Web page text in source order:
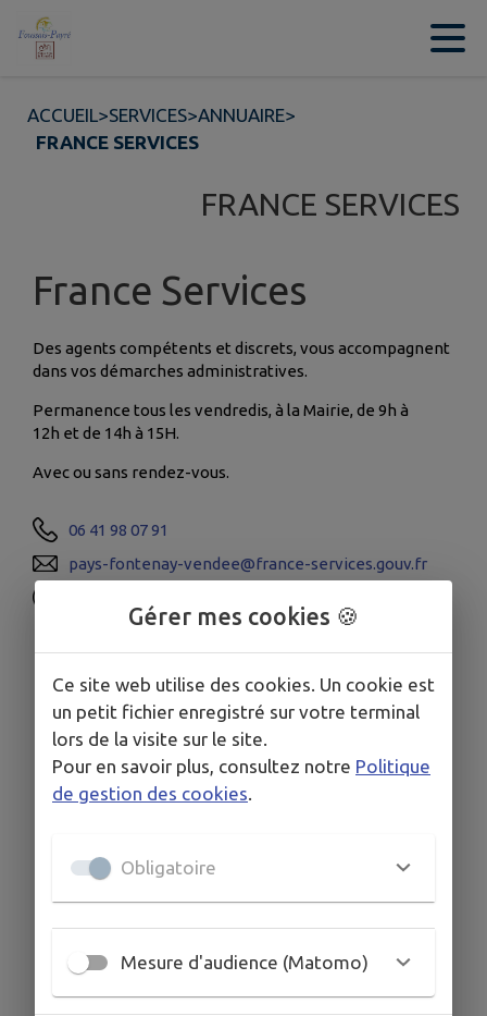
Contenu
ACCUEIL>SERVICES>ANNUAIRE>
FRANCE SERVICES
FRANCE SERVICES
France Services
Des agents compétents et discrets, vous accompagnent
dans vos démarches administratives.
Permanence tous les vendredis, à la Mairie, de 9h à
12h et de 14h à 15H.
Avec ou sans rendez-vous.
06 41 98 07 91
pays-fontenay-vendee@france-services.gouv.fr
Mairie de Foussais-Payré, Rue du Prieuré, Foussais-
Payré
Gérer mes cookies 🍪
Ce site web utilise des cookies. Un cookie est
un petit fichier enregistré sur votre terminal
lors de la visite sur le site.
Pour en savoir plus, consultez notre Politique
de gestion des cookies
Obligatoire
Mesure d'audience (Matomo)